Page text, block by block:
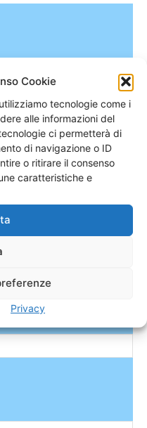
Cookie
tecnologie come i
alle informazioni del
ci permetterà di
di navigazione o ID
o ritirare il consenso
caratteristiche e
Privacy
andrai a svolgere